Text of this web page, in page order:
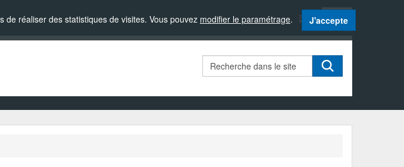
de réaliser des statistiques de visites. Vous pouvez modifier le paramétrage. J'accepte
Langue
active
:
Français
Rechercher